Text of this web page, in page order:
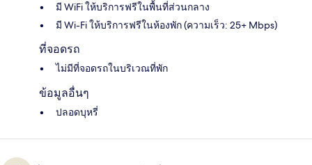
มี WiFi ให้บริการฟรีในพื้นที่ส่วนกลาง
มี Wi-Fi ให้บริการฟรีในห้องพัก (ความเร็ว: 25+ Mbps)
ที่จอดรถ
ไม่มีที่จอดรถในบริเวณที่พัก
ข้อมูลอื่นๆ
ปลอดบุหรี่